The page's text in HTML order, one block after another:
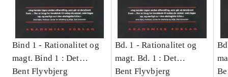
Bind 1 - Rationalitet og
magt. Bind 1 : Det
konkretes videnskab
Bent Flyvbjerg
Bd. 1 -Rationalitet og
magt. Bd. 1 : Det
konkretes videnskab
Bent Flyvbjerg